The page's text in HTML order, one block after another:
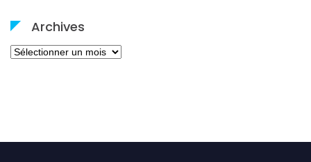
Archives
Archives